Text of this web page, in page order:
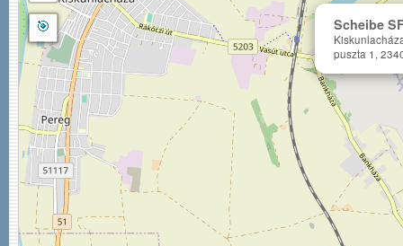
Scheibe
puszta 1,
🎯